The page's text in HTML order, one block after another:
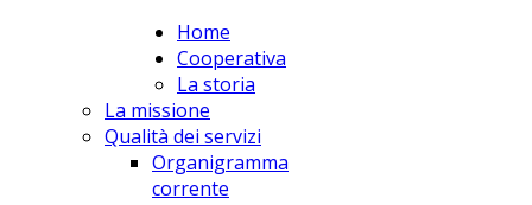
apPUNTO Scs Home
Cooperativa
La storia
La missione
Qualità dei servizi
Organigramma
corrente